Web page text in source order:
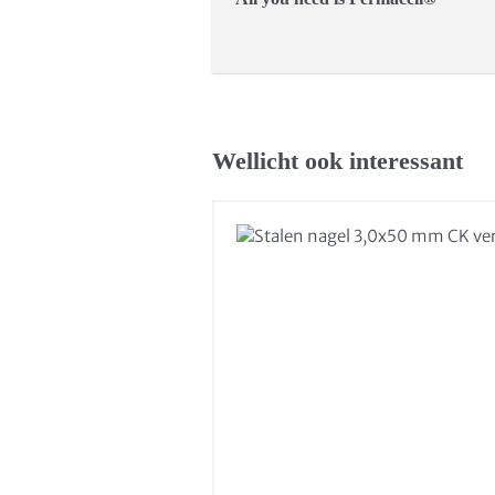
Wellicht ook interessant